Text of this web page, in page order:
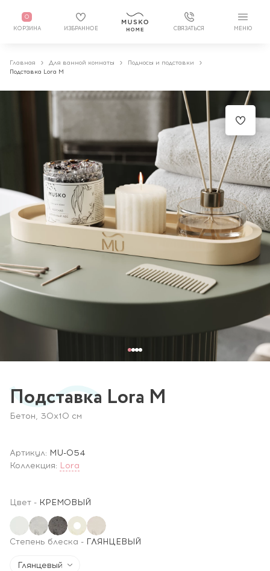
0
КОРЗИНА ИЗБРАННОЕ СВЯЗАТЬСЯ МЕНЮ
Главная Для ванной комнаты
Подносы и подставки
Подставка Lora M
Подставка Lora M
Бетон, 30х10 см
Артикул: MU-054
Коллекция: Lora
Цвет - КРЕМОВЫЙ
Степень блеска - ГЛЯНЦЕВЫЙ
Глянцевый